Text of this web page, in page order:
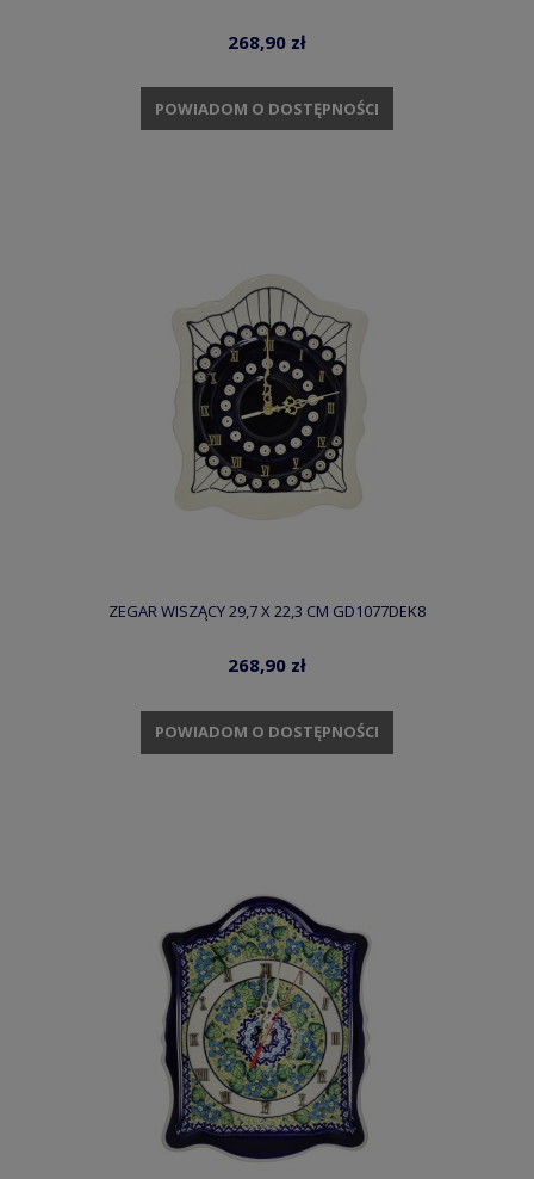
268,90 zł
POWIADOM O DOSTĘPNOŚCI
ZEGAR WISZĄCY 29,7 X 22,3 CM GD1077DEK8
268,90 zł
POWIADOM O DOSTĘPNOŚCI